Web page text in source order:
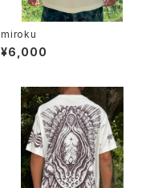
miroku
¥6,000